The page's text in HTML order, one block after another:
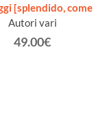
[splendido,
Autori vari
49.00€